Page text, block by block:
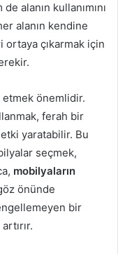
alanın kullanımını
alanın kendine
ortaya çıkarmak için
etmek önemlidir.
ferah bir
yaratabilir. Bu
seçmek,
mobilyaların
önünde
bir